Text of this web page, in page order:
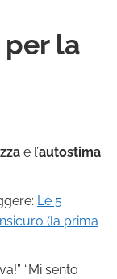
la
e l’autostima
Le 5
(la prima
“Mi sento